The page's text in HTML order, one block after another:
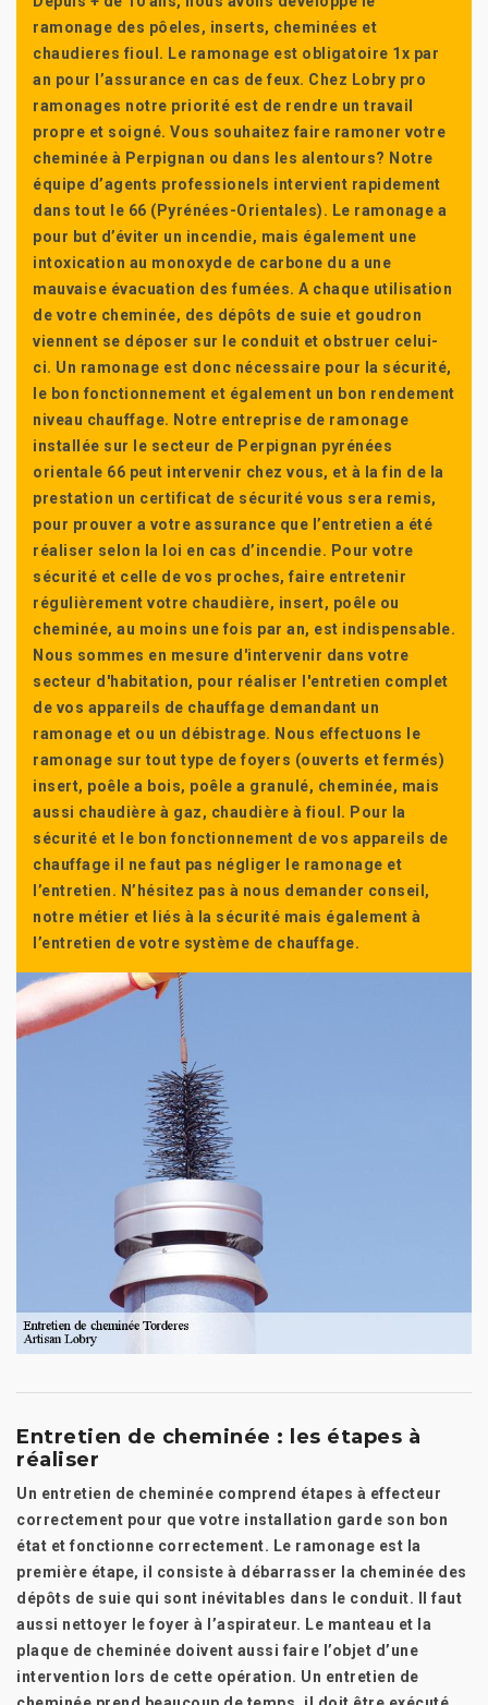
ramonage des pôeles, inserts, cheminées et
chaudieres fioul. Le ramonage est obligatoire 1x par
an pour l’assurance en cas de feux. Chez Lobry pro
ramonages notre priorité est de rendre un travail
propre et soigné. Vous souhaitez faire ramoner votre
cheminée à Perpignan ou dans les alentours? Notre
équipe d’agents professionels intervient rapidement
dans tout le 66 (Pyrénées-Orientales). Le ramonage a
pour but d’éviter un incendie, mais également une
intoxication au monoxyde de carbone du a une
mauvaise évacuation des fumées. A chaque utilisation
de votre cheminée, des dépôts de suie et goudron
viennent se déposer sur le conduit et obstruer celui-
ci. Un ramonage est donc nécessaire pour la sécurité,
le bon fonctionnement et également un bon rendement
niveau chauffage. Notre entreprise de ramonage
installée sur le secteur de Perpignan pyrénées
orientale 66 peut intervenir chez vous, et à la fin de la
prestation un certificat de sécurité vous sera remis,
pour prouver a votre assurance que l’entretien a été
réaliser selon la loi en cas d’incendie. Pour votre
sécurité et celle de vos proches, faire entretenir
régulièrement votre chaudière, insert, poêle ou
cheminée, au moins une fois par an, est indispensable.
Nous sommes en mesure d'intervenir dans votre
secteur d'habitation, pour réaliser l'entretien complet
de vos appareils de chauffage demandant un
ramonage et ou un débistrage. Nous effectuons le
ramonage sur tout type de foyers (ouverts et fermés)
insert, poêle a bois, poêle a granulé, cheminée, mais
aussi chaudière à gaz, chaudière à fioul. Pour la
sécurité et le bon fonctionnement de vos appareils de
chauffage il ne faut pas négliger le ramonage et
l’entretien. N’hésitez pas à nous demander conseil,
notre métier et liés à la sécurité mais également à
l’entretien de votre système de chauffage.
Entretien de cheminée : les étapes à
réaliser
Un entretien de cheminée comprend étapes à effecteur
correctement pour que votre installation garde son bon
état et fonctionne correctement. Le ramonage est la
première étape, il consiste à débarrasser la cheminée des
dépôts de suie qui sont inévitables dans le conduit. Il faut
aussi nettoyer le foyer à l’aspirateur. Le manteau et la
plaque de cheminée doivent aussi faire l’objet d’une
intervention lors de cette opération. Un entretien de